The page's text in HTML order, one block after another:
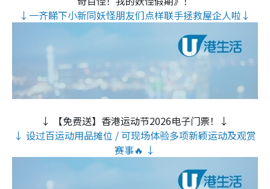
↓一齐睇下小新同妖怪朋友们点样联手拯救屋企人啦↓
↓ 【免费送】香港运动节2026电子门票！↓
↓ 设过百运动用品摊位 / 可现场体验多项新颖运动及观赏
赛事🔥 ↓